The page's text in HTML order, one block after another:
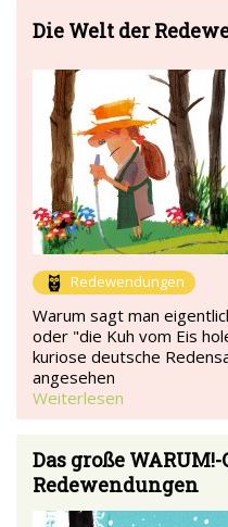
Die Welt der
Redewendungen
Warum sagt man
oder "die Kuh vom Eis
kuriose deutsche
angesehen
Weiterlesen
Das große
Redewendungen